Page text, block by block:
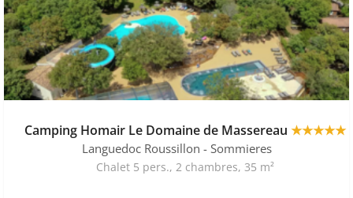
Camping Homair Le Domaine de Massereau ★★★★★
Languedoc Roussillon - Sommieres
Chalet 5 pers., 2 chambres, 35 m²